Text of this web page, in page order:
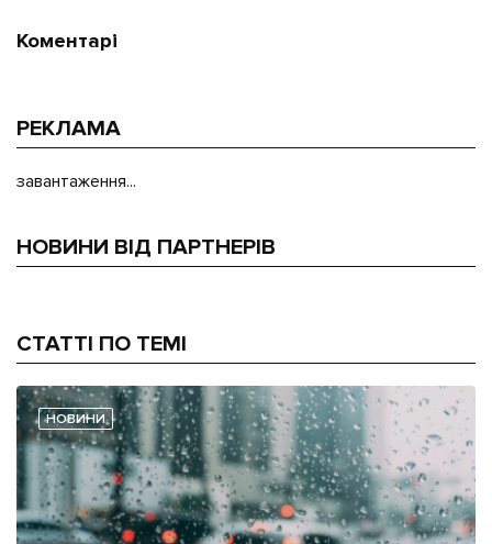
Коментарі
РЕКЛАМА
завантаження...
НОВИНИ ВІД ПАРТНЕРІВ
СТАТТІ ПО ТЕМІ
НОВИНИ